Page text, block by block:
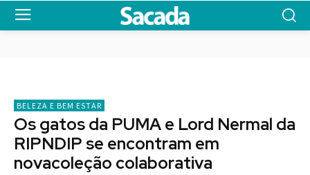
BELEZA E BEM ESTAR
Os gatos da PUMA e Lord Nermal da
RIPNDIP se encontram em
novacoleção colaborativa